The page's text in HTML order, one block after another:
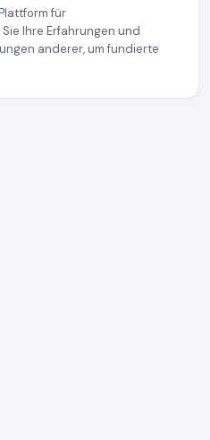
für
Ihre Erfahrungen und
anderer, um fundierte